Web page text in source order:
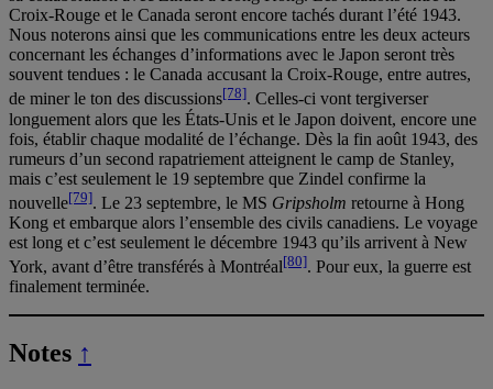
Croix-Rouge et le Canada seront encore tachés durant l’été 1943.
Nous noterons ainsi que les communications entre les deux acteurs
concernant les échanges d’informations avec le Japon seront très
souvent tendues : le Canada accusant la Croix-Rouge, entre autres,
de miner le ton des discussions[78]. Celles-ci vont tergiverser
longuement alors que les États-Unis et le Japon doivent, encore une
fois, établir chaque modalité de l’échange. Dès la fin août 1943, des
rumeurs d’un second rapatriement atteignent le camp de Stanley,
mais c’est seulement le 19 septembre que Zindel confirme la
nouvelle[79]. Le 23 septembre, le MS Gripsholm retourne à Hong
Kong et embarque alors l’ensemble des civils canadiens. Le voyage
est long et c’est seulement le décembre 1943 qu’ils arrivent à New
York, avant d’être transférés à Montréal[80]. Pour eux, la guerre est
finalement terminée.
Notes ↑